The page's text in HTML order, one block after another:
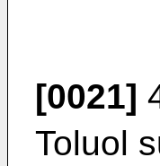
[0021]
Toluol